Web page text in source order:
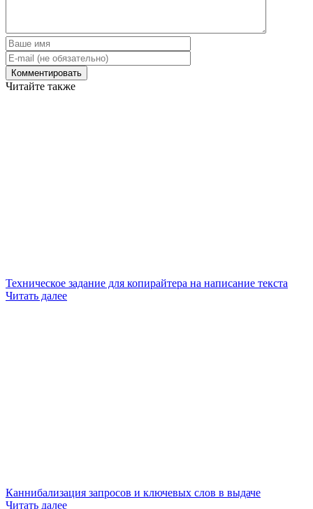
Читайте также
Техническое задание для копирайтера на написание текста
Читать далее
Каннибализация запросов и ключевых слов в выдаче
Читать далее